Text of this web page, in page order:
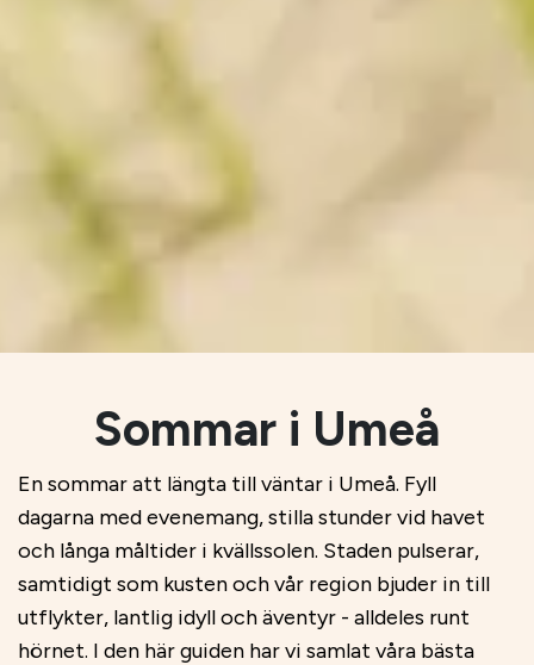
Sommar i Umeå
En sommar att längta till väntar i Umeå. Fyll
dagarna med evenemang, stilla stunder vid havet
och långa måltider i kvällssolen. Staden pulserar,
samtidigt som kusten och vår region bjuder in till
utflykter, lantlig idyll och äventyr - alldeles runt
hörnet. I den här guiden har vi samlat våra bästa